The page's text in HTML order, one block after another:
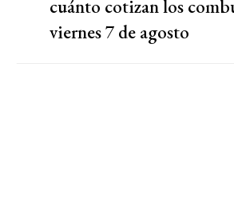
cuánto cotizan los
viernes 7 de agosto